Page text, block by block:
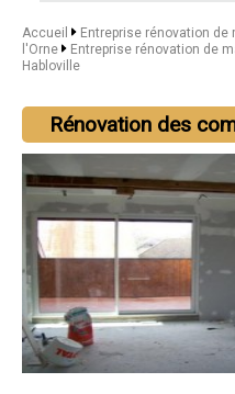
Accueil
Entreprise rénovation
l'Orne
Entreprise rénovation de
Habloville
Rénovation des